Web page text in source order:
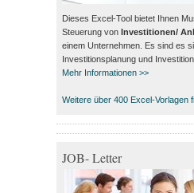
Dieses Excel-Tool bietet Ihnen
Steuerung von Investitionen/
einem Unternehmen. Es sind es
Investitionsplanung und
Mehr Informationen >>
Weitere über 400 Excel-Vorlagen
JOB- Letter